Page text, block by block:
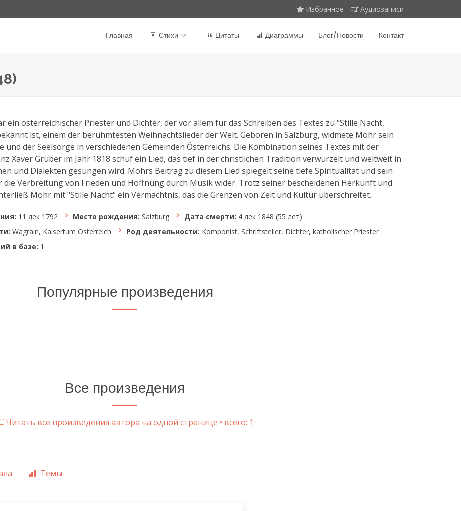
Избранное Аудиозаписи
Главная Стихи Цитаты Диаграммы Блог/Новости Контакт
ein österreichischer Priester und Dichter, der vor allem für das Schreiben des Textes zu "Stille Nacht,
ist, einem der berühmtesten Weihnachtslieder der Welt. Geboren in Salzburg, widmete Mohr sein
und der Seelsorge in verschiedenen Gemeinden Österreichs. Die Kombination seines Textes mit der
Xaver Gruber im Jahr 1818 schuf ein Lied, das tief in der christlichen Tradition verwurzelt und weltweit in
und Dialekten gesungen wird. Mohrs Beitrag zu diesem Lied spiegelt seine tiefe Spiritualität und sein
die Verbreitung von Frieden und Hoffnung durch Musik wider. Trotz seiner bescheidenen Herkunft und
Mohr mit "Stille Nacht" ein Vermächtnis, das die Grenzen von Zeit und Kultur überschreitet.
11 дек 1792 Место рождения: Salzburg Дата смерти: 4 дек 1848 (55 лет)
Wagrain, Kaisertum Österreich Род деятельности: Komponist, Schriftsteller, Dichter, katholischer Priester
в базе: 1
Популярные произведения
Все произведения
Читать все произведения автора на одной странице • всего: 1
Темы